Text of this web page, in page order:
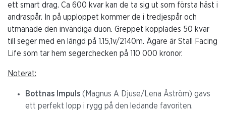
ett smart drag. Ca 600 kvar kan de ta sig ut som första häst i
andraspår. In på upploppet kommer de i tredjespår och
utmanade den invändiga duon. Greppet kopplades 50 kvar
till seger med en längd på 1.15,1v/2140m. Ägare är Stall Facing
Life som tar hem segerchecken på 110 000 kronor.
Noterat:
Bottnas Impuls (Magnus A Djuse/Lena Åström) gavs
ett perfekt lopp i rygg på den ledande favoriten.